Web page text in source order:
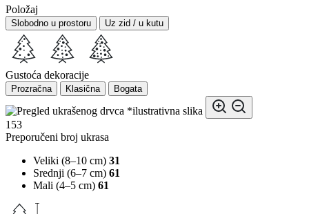
Položaj
Slobodno u prostoru Uz zid / u kutu
Gustoća dekoracije
Prozračna Klasična Bogata
*ilustrativna slika
153
Preporučeni broj ukrasa
Veliki (8–10 cm) 31
Srednji (6–7 cm) 61
Mali (4–5 cm) 61